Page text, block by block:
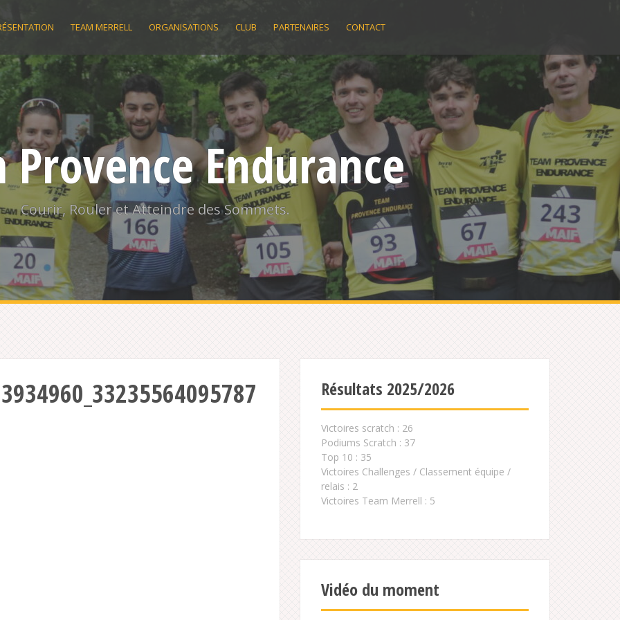
TEAM MERRELL ORGANISATIONS CLUB PARTENAIRES CONTACT
Provence Endurance
Courir, Rouler et Atteindre des Sommets.
Résultats 2025/2026
Victoires scratch : 26
Podiums Scratch : 37
Top 10 : 35
Victoires Challenges / Classement équipe /
relais : 2
Victoires Team Merrell : 5
Vidéo du moment